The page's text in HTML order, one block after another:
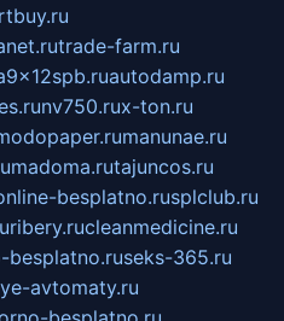
trade-farm.ru
autodamp.ru
nv750.rux-ton.ru
manunae.ru
madoma.rutajuncos.ru
besplatno.rusplclub.ru
ribery.rucleanmedicine.ru
besplatno.ruseks-365.ru
avtomaty.ru